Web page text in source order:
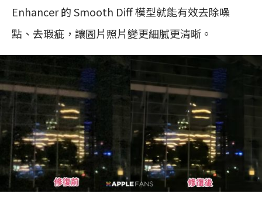
Enhancer 的 Smooth Diff 模型就能有效去除噪
點、去瑕疵，讓圖片照片變更細膩更清晰。